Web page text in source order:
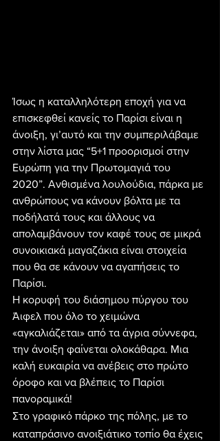
Ίσως η καταλληλότερη εποχή για να
επισκεφθεί κανείς το Παρίσι είναι η
άνοιξη, γι’αυτό και την συμπεριλάβαμε
στην λίστα μας “5+1 προορισμοί στην
Ευρώπη για την Πρωτομαγιά του
2020”. Ανθισμένα λουλούδια, πάρκα με
ανθρώπους να κάνουν βόλτα με τα
ποδήλατά τους και άλλους να
απολαμβάνουν τον καφέ τους σε μικρά
συνοικιακά μαγαζάκια είναι στοιχεία
που θα σε κάνουν να αγαπήσεις το
Παρίσι.
Η κορυφή του διάσημου πύργου του
Άιφελ που όλο το χειμώνα
«αγκαλιάζεται» από τα άγρια σύννεφα,
την άνοιξη φαίνεται ολοκάθαρα. Μια
καλή ευκαιρία να ανέβεις στο πρώτο
όροφο και να βλέπεις το Παρίσι
πανοραμικά!
Στο γραφικό πάρκο της πόλης, με το
καταπράσινο ανοιξιάτικο τοπίο θα έχεις